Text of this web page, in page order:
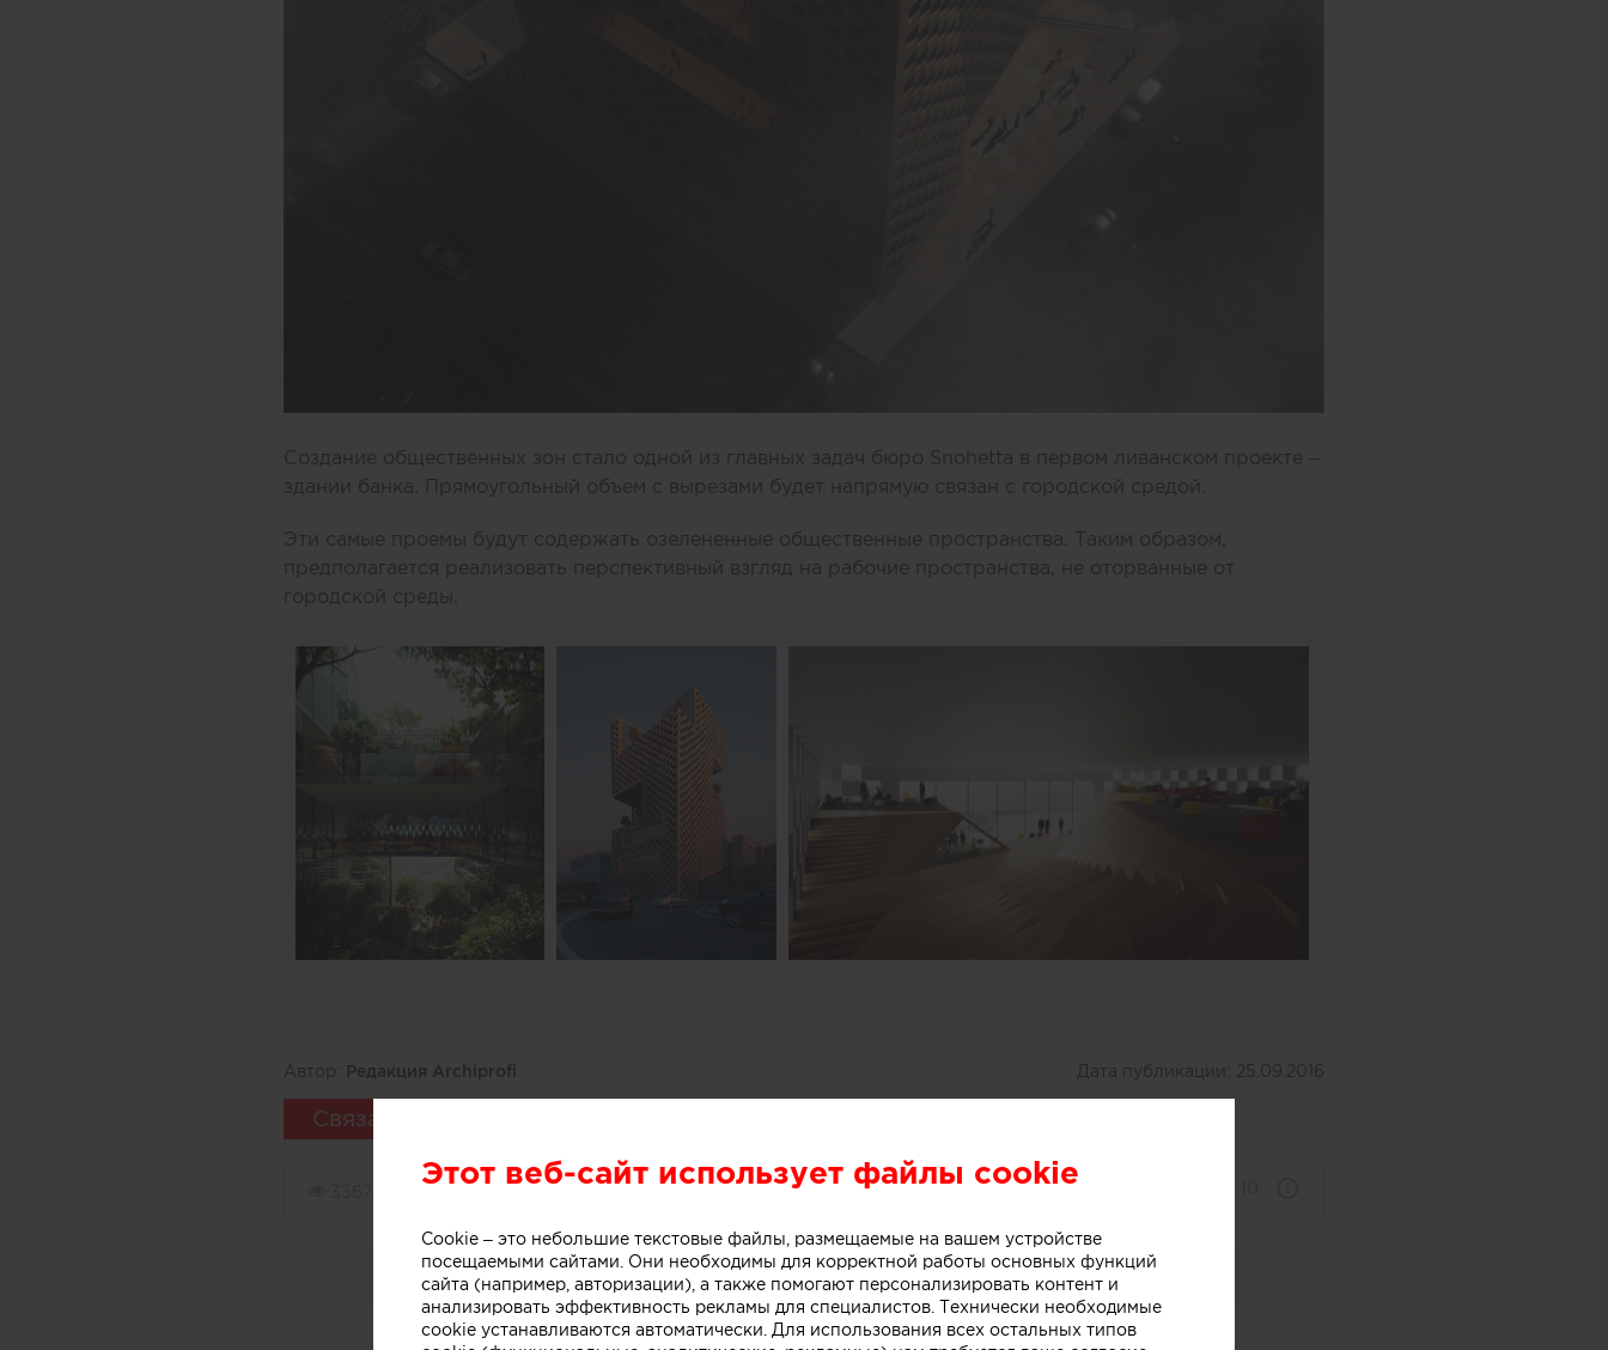
Создание общественных зон стало одной из главных задач бюро Snohetta в первом ливанском проекте –
здании банка. Прямоугольный объем с вырезами будет напрямую связан с городской средой.
Эти самые проемы будут содержать озелененные общественные пространства. Таким образом,
предполагается реализовать перспективный взгляд на рабочие пространства, не оторванные от
городской среды.
Автор: Редакция Archiprofi Дата публикации: 25.09.2016
Связаться
Этот веб-сайт использует файлы cookie
Cookie – это небольшие текстовые файлы, размещаемые на вашем устройстве
посещаемыми сайтами. Они необходимы для корректной работы основных функций
сайта (например, авторизации), а также помогают персонализировать контент и
анализировать эффективность рекламы для специалистов. Технически необходимые
cookie устанавливаются автоматически. Для использования всех остальных типов